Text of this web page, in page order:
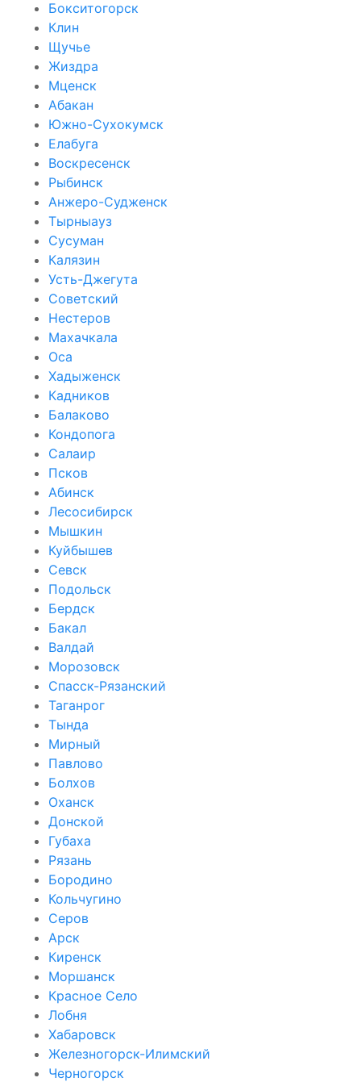
Бокситогорск
Клин
Щучье
Жиздра
Мценск
Абакан
Южно-Сухокумск
Елабуга
Воскресенск
Рыбинск
Анжеро-Судженск
Тырныауз
Сусуман
Калязин
Усть-Джегута
Советский
Нестеров
Махачкала
Оса
Хадыженск
Кадников
Балаково
Кондопога
Салаир
Псков
Абинск
Лесосибирск
Мышкин
Куйбышев
Севск
Подольск
Бердск
Бакал
Валдай
Морозовск
Спасск-Рязанский
Таганрог
Тында
Мирный
Павлово
Болхов
Оханск
Донской
Губаха
Рязань
Бородино
Кольчугино
Серов
Арск
Киренск
Моршанск
Красное Село
Лобня
Хабаровск
Железногорск-Илимский
Черногорск